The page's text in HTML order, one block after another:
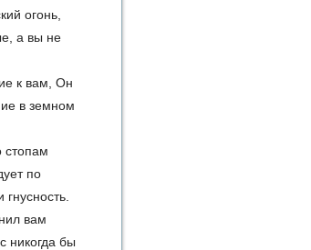
огонь,
а вы не
к вам, Он
в земном
стопам
по
вам
никогда бы